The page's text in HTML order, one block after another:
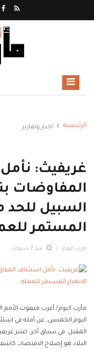
الرئيسية اخبار وتقارير
غريفيث:
المفاوضات
السبيل للحد
المستمر
مارب اليوم منذ 7 سنوات
مأرب اليوم/ أعرب مبعوث الأمم
اليوم الخميس، عن أمله في
المقبل. في سياق آخر، اعتبر
البلاد هو إصلاح الاقتصاد،